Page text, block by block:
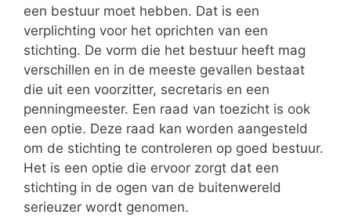
een bestuur moet hebben. Dat is een
verplichting voor het oprichten van een
stichting. De vorm die het bestuur heeft mag
verschillen en in de meeste gevallen bestaat
die uit een voorzitter, secretaris en een
penningmeester. Een raad van toezicht is ook
een optie. Deze raad kan worden aangesteld
om de stichting te controleren op goed bestuur.
Het is een optie die ervoor zorgt dat een
stichting in de ogen van de buitenwereld
serieuzer wordt genomen.